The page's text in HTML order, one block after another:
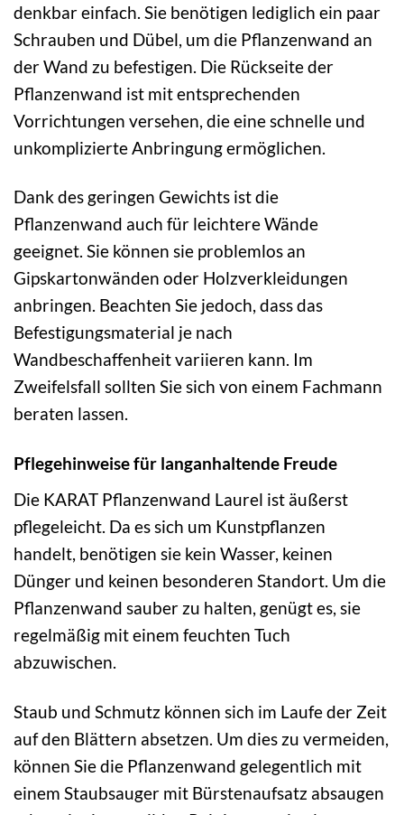
denkbar einfach. Sie benötigen lediglich ein paar
Schrauben und Dübel, um die Pflanzenwand an
der Wand zu befestigen. Die Rückseite der
Pflanzenwand ist mit entsprechenden
Vorrichtungen versehen, die eine schnelle und
unkomplizierte Anbringung ermöglichen.
Dank des geringen Gewichts ist die
Pflanzenwand auch für leichtere Wände
geeignet. Sie können sie problemlos an
Gipskartonwänden oder Holzverkleidungen
anbringen. Beachten Sie jedoch, dass das
Befestigungsmaterial je nach
Wandbeschaffenheit variieren kann. Im
Zweifelsfall sollten Sie sich von einem Fachmann
beraten lassen.
Pflegehinweise für langanhaltende Freude
Die KARAT Pflanzenwand Laurel ist äußerst
pflegeleicht. Da es sich um Kunstpflanzen
handelt, benötigen sie kein Wasser, keinen
Dünger und keinen besonderen Standort. Um die
Pflanzenwand sauber zu halten, genügt es, sie
regelmäßig mit einem feuchten Tuch
abzuwischen.
Staub und Schmutz können sich im Laufe der Zeit
auf den Blättern absetzen. Um dies zu vermeiden,
können Sie die Pflanzenwand gelegentlich mit
einem Staubsauger mit Bürstenaufsatz absaugen